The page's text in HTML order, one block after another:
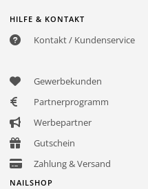
HILFE & KONTAKT
Kontakt / Kundenservice
Gewerbekunden
Partnerprogramm
Werbepartner
Gutschein
Zahlung & Versand
NAILSHOP